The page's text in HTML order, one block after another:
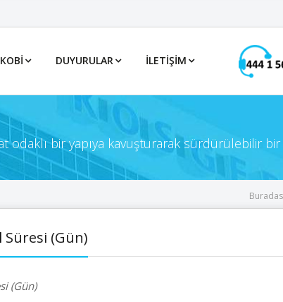
KOBİ DUYURULAR İLETIŞIM
odaklı bir yapıya kavuşturarak sürdürülebilir
Süresi (Gün)
(Gün)